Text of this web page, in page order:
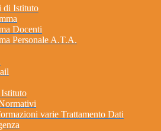
di Istituto
Docenti
Personale A.T.A.
varie Trattamento Dati